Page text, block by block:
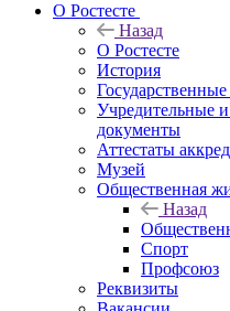
О Ростесте
Назад
О Ростесте
История
Учредительные
документы
Аттестаты
Музей
Общественная
Назад
Спорт
Профсоюз
Реквизиты